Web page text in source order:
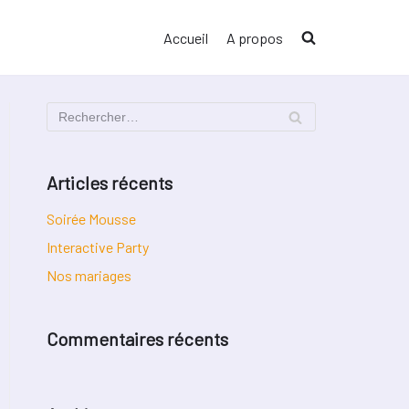
Accueil A propos
Articles récents
Soirée Mousse
Interactive Party
Nos mariages
Commentaires récents